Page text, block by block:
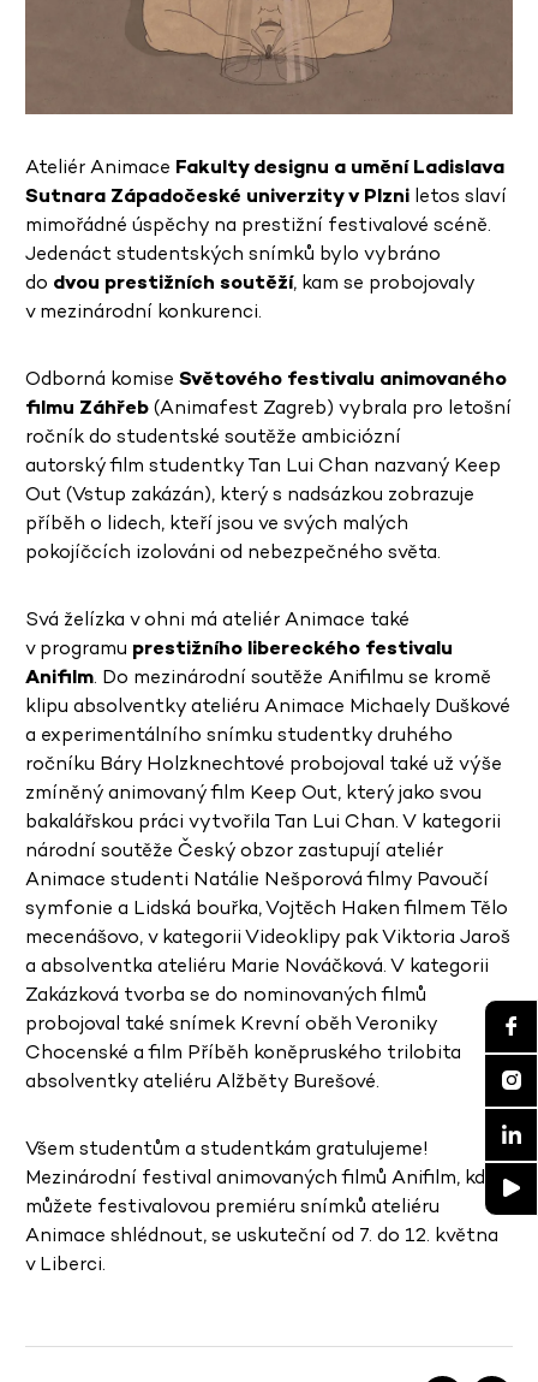
Ateliér Animace Fakulty designu a umění Ladislava
Sutnara Západočeské univerzity v Plzni letos slaví
mimořádné úspěchy na prestižní festivalové scéně.
Jedenáct studentských snímků bylo vybráno
do dvou prestižních soutěží, kam se probojovaly
v mezinárodní konkurenci.
Odborná komise Světového festivalu animovaného
filmu Záhřeb(Animafest Zagreb) vybrala pro letošní
ročník do studentské soutěže ambiciózní
autorský film studentky Tan Lui Chan nazvaný Keep
Out (Vstup zakázán), který s nadsázkou zobrazuje
příběh o lidech, kteří jsou ve svých malých
pokojíčcích izolováni od nebezpečného světa.
Svá želízka v ohni má ateliér Animace také
v programu prestižního libereckého festivalu
Anifilm. Do mezinárodní soutěže Anifilmu se kromě
klipu absolventky ateliéru Animace Michaely Duškové
a experimentálního snímku studentky druhého
ročníku Báry Holzknechtové probojoval také už výše
zmíněný animovaný film Keep Out, který jako svou
bakalářskou práci vytvořila Tan Lui Chan. V kategorii
národní soutěže Český obzor zastupují ateliér
Animace studenti Natálie Nešporová filmy Pavoučí
symfonie a Lidská bouřka, Vojtěch Haken filmem Tělo
mecenášovo, v kategorii Videoklipy pak Viktoria Jaroš
a absolventka ateliéru Marie Nováčková. V kategorii
Zakázková tvorba se do nominovaných filmů
probojoval také snímek Krevní oběh Veroniky
Chocenské a film Příběh koněpruského trilobita
absolventky ateliéru Alžběty Burešové.
Všem studentům a studentkám gratulujeme!
Mezinárodní festival animovaných filmů Anifilm, kde
můžete festivalovou premiéru snímků ateliéru
Animace shlédnout, se uskuteční od 7. do 12. května
v Liberci.